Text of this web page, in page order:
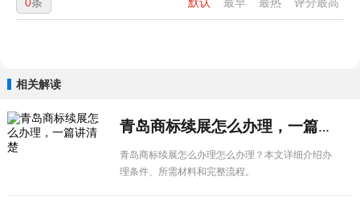
默认 最早 最热 评分最高
0条
相关解读
青岛商标续展怎么办理，一篇讲清楚
青岛商标续展怎么办理怎么办理？本文详细介绍办
理条件、所需材料和完整流程。